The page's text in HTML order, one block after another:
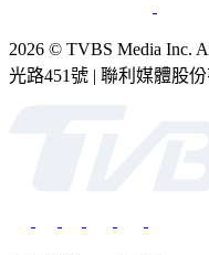
2026 © TVBS Media Inc.
光路451號 | 聯利媒體股